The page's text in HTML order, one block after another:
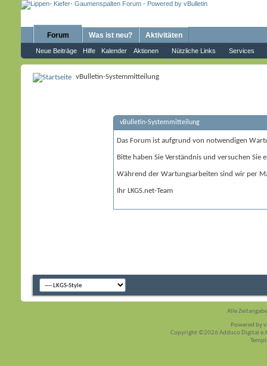
Forum
Neue Beiträge Hilfe Kalender Aktionen Nützliche Links Services
Was ist neu? Aktivitäten
vBulletin-Systemmitteilung
vBulletin-Systemmitteilung
Das Forum ist aufgrund von notwendigen
Bitte haben Sie Verständnis und versuchen Sie
Während der Wartungsarbeiten sind wir per
Ihr LKGS.net-Team
Alle
Powered by
Copyright ©2026 Adduco Digital